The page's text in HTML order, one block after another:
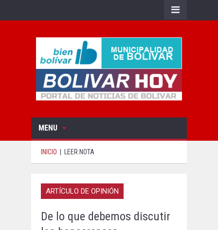
MENU
INICIO LEER NOTA
ARTÍCULO DE OPINIÓN
De lo que debemos discutir